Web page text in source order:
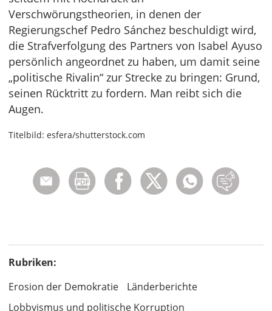
Verschwörungstheorien, in denen der
Regierungschef Pedro Sánchez beschuldigt wird,
die Strafverfolgung des Partners von Isabel Ayuso
persönlich angeordnet zu haben, um damit seine
„politische Rivalin“ zur Strecke zu bringen: Grund,
seinen Rücktritt zu fordern. Man reibt sich die
Augen.
Titelbild: esfera/shutterstock.com
Rubriken:
Erosion der Demokratie
Länderberichte
Lobbyismus und politische Korruption